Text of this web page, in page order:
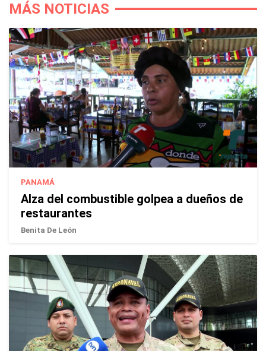
MÁS NOTICIAS
PANAMÁ
Alza del combustible golpea a dueños de
restaurantes
Benita De León